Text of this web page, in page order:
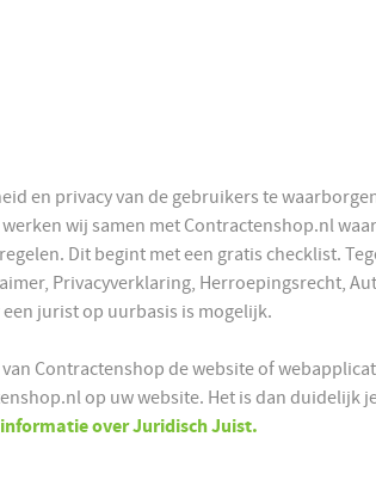
en privacy van de gebruikers te
wij samen met Contractenshop.nl
Dit begint met een gratis checklist.
Privacyverklaring, Herroepingsrecht,
jurist op uurbasis is mogelijk.
Contractenshop de website of
op uw website. Het is dan duidelijk
over Juridisch Juist.